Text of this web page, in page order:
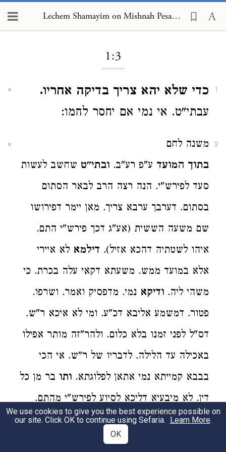
Lechem Shamayim on Mishnah Pesachim 1:3
1:3
1
כדי שלא יהא צריך בדיקה אחריו.
עבתי"ט. אי נמי אם יחסר לחמו:
2
משנה לחם
בתוך המועד ע"פ רע"ב. ובתי"ט שחשב לעשות
סעד לפירש"י. הנה רצה הרב לבאר הסתום
בסתום. דערבך ערבא צריך. מאן יימר דפירושו
שם משעה הששית (אע"ג דכך פירש"י התם.
איהו לשטתיה דהכא אזיל). דילמא לא איירי
אלא במועד ממש. משעתא דקאי עלה בכרת. כי
משהי ליה. ודיקא נמי. מדפסיק ואמר. ושרפו.
פטור. דמשמע אליבא דכ"ע. ומי לא איכא ר"ש.
דס"ל לפני זמנו בלא כלום. ולהר"זה מותר אפילו
באכילה עד הלילה. לדבריו של ר"ש. אי הכי
בבבא קמייתא נמי אתאן לפלוגתא. ותו בר מן כל
דין. לא מיבעיא דליכא לסיוע לפירש"י מהתם.
ואדרבה תהוי תיובתא כלפי סנאיה דמר. דהא
מיהא מודה הרב דבמועד דהתם. כייל ודאי לימי
We use cookies to give you the best experience possible on
our site. Click OK to continue using Sefaria. Learn More.
OK